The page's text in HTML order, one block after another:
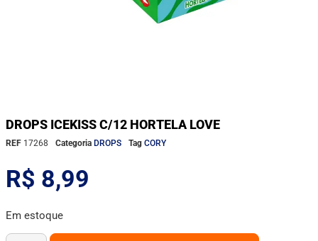
DROPS ICEKISS C/12 HORTELA LOVE
REF 17268 Categoria DROPS Tag CORY
R$ 8,99
Em estoque